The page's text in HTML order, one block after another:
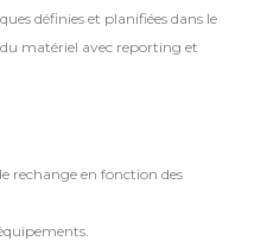
définies et planifiées dans le
matériel avec reporting et
rechange en fonction des